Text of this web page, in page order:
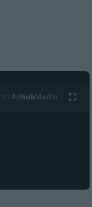
Ad hubMedia